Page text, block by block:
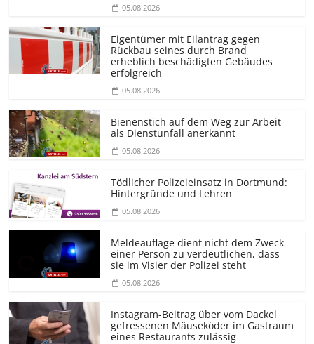
05.08.2026
Eigentümer mit Eilantrag gegen
Rückbau seines durch Brand
erheblich beschädigten Gebäudes
erfolgreich
05.08.2026
Bienenstich auf dem Weg zur Arbeit
als Dienstunfall anerkannt
05.08.2026
Tödlicher Polizeieinsatz in Dortmund:
Hintergründe und Lehren
05.08.2026
Meldeauflage dient nicht dem Zweck
einer Person zu verdeutlichen, dass
sie im Visier der Polizei steht
05.08.2026
Instagram-Beitrag über vom Dackel
gefressenen Mäuseköder im Gastraum
eines Restaurants zulässig